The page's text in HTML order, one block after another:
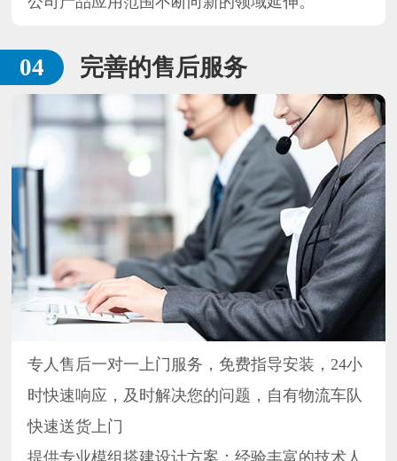
完善的售后服务
专人售后一对一上门服务，免费指导安装，24小
时快速响应，及时解决您的问题，自有物流车队
快速送货上门